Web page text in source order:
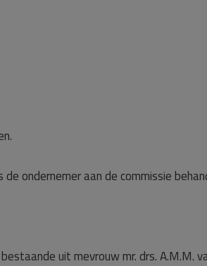
ondernemer aan de commissie
uit mevrouw mr. drs. A.M.M.